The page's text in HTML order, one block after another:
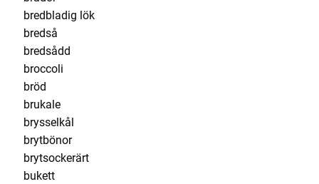
bredbladig lök
bredså
bredsådd
broccoli
bröd
brukale
brysselkål
brytbönor
brytsockerärt
bukett